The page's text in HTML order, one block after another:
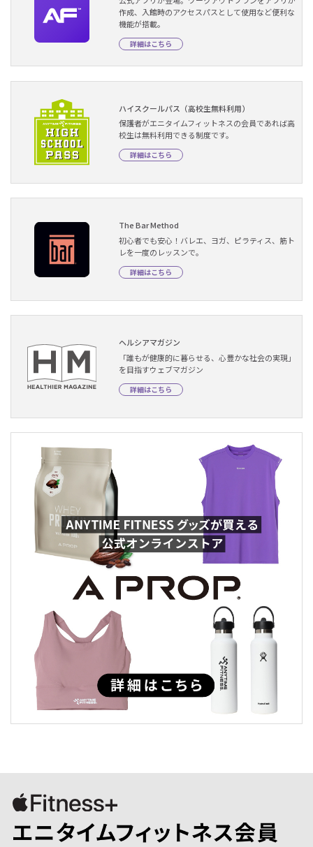
作成、入館時のアクセスパスとして使用など便利な
機能が搭載。
詳細はこちら
ハイスクールパス（高校生無料利用）
保護者がエニタイムフィットネスの会員であれば高
校生は無料利用できる制度です。
詳細はこちら
The Bar Method
初心者でも安心！バレエ、ヨガ、ピラティス、筋ト
レを一度のレッスンで。
詳細はこちら
ヘルシアマガジン
「誰もが健康的に暮らせる、心豊かな社会の実現」
を目指すウェブマガジン
詳細はこちら